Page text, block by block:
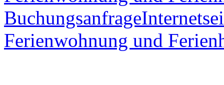
Buchungsanfrage
Ferienwohnung und